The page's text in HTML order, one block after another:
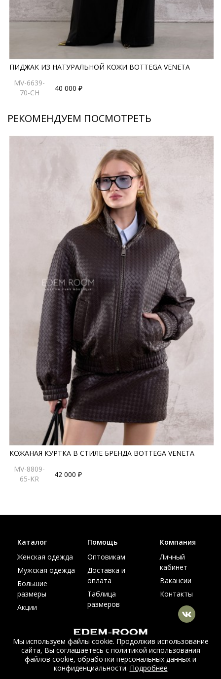
ПИДЖАК ИЗ НАТУРАЛЬНОЙ КОЖИ BOTTEGA VENETA
MV-6639-
70-CH
40 000 ₽
РЕКОМЕНДУЕМ ПОСМОТРЕТЬ
КОЖАНАЯ КУРТКА В СТИЛЕ БРЕНДА BOTTEGA VENETA
MV-8809-
65-KR
42 000 ₽
© Интернет магазин верхней одежды из меха и кожи
EDEM-ROOM 2011-2026
Каталог
Женская одежда
Мужская одежда
Большие
размеры
Акции
Помощь
Оптовикам
Доставка и
оплата
Таблица
размеров
Компания
Личный
кабинет
Вакансии
Контакты
Мы используем файлы cookie. Продолжив использование
сайта, Вы соглашаетесь с политикой использования
файлов cookie, обработки персональных данных и
конфиденциальности. Подробнее